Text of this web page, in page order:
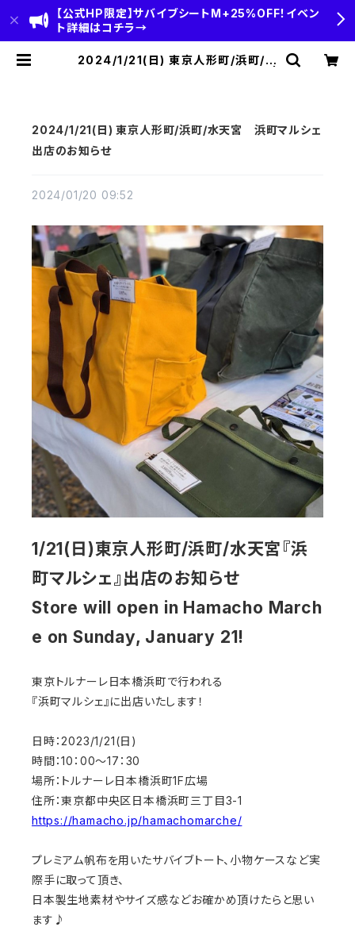
【公式HP限定】サバイブシートM+25%OFF！イベン
ト詳細はコチラ→
2024/1/21(日) 東京人形町/浜町/水
2024/1/21(日) 東京人形町/浜町/水天宮 浜町マルシェ
出店のお知らせ
2024/01/20 09:52
1/21(日)東京人形町/浜町/水天宮『浜
町マルシェ』出店のお知らせ
Store will open in Hamacho March
e on Sunday, January 21!
東京トルナーレ日本橋浜町で行われる
『浜町マルシェ』に出店いたします！
日時：2023/1/21(日)
時間：10：00～17：30
場所：トルナーレ日本橋浜町1F広場
住所：東京都中央区日本橋浜町三丁目3-1
https://hamacho.jp/hamachomarche/
プレミアム帆布を用いたサバイブトート、小物ケースなど実
際手に取って頂き、
日本製生地素材やサイズ感などお確かめ頂けたらと思い
ます♪